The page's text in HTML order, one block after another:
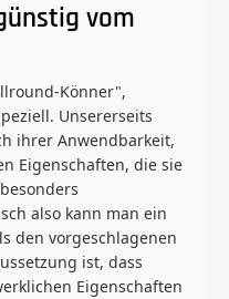
vom
Könner",
Unsererseits
ihrer Anwendbarkeit,
Eigenschaften, die sie
also kann man ein
den vorgeschlagenen
ist, dass
Eigenschaften